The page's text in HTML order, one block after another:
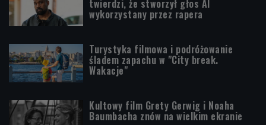
twierdzi, że stworzył głos AI
wykorzystany przez rapera
Turystyka filmowa i podróżowanie
śladem zapachu w "City break.
Wakacje"
Kultowy film Grety Gerwig i Noaha
Baumbacha znów na wielkim ekranie